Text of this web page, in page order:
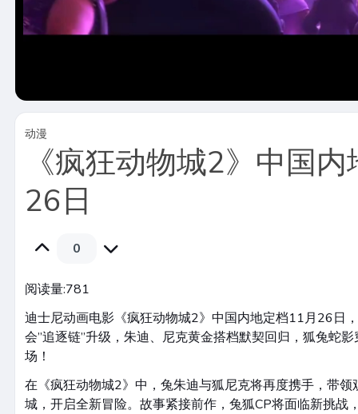
动漫
《疯狂动物城2》中国
26日
0
阅读量:781
迪士尼动画电影《疯狂动物城2》中国内地定档11月26日
会”追逐链”升级，朱迪、尼克黄金搭档默契回归，狐兔蛇
场！
在《疯狂动物城2》中，兔朱迪与狐尼克将再度携手，带
城，开启全新冒险。故事紧接前作，兔狐CP将面临新挑战